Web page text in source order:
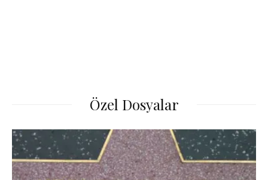
Özel Dosyalar